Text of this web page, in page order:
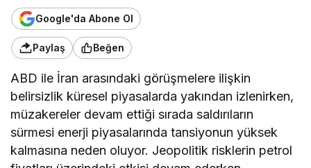
Google'da Abone Ol
Paylaş Beğen
ABD ile İran arasındaki görüşmelere ilişkin
belirsizlik küresel piyasalarda yakından izlenirken,
müzakereler devam ettiği sırada saldırıların
sürmesi enerji piyasalarında tansiyonun yüksek
kalmasına neden oluyor. Jeopolitik risklerin petrol